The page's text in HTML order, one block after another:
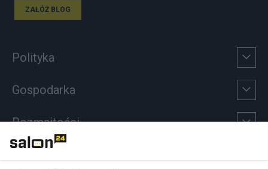
ZAŁÓŻ BLOG
Polityka
Gospodarka
Rozmaitości